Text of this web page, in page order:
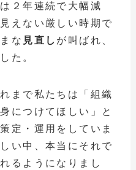
２年連続で大幅減
えない厳しい時期で
な 見直し が叫ばれ、
た。
まで私たちは「組織
につけてほしい」と
定・運用をしていま
い中、本当にそれで
るようになりまし